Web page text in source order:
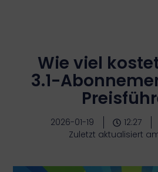
Wie viel
3.1-
2026-01-19 12:27
Zuletzt aktualisiert